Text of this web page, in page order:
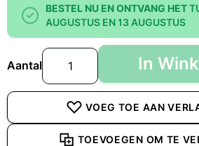
BESTEL NU EN ONTVANG HET
AUGUSTUS EN 13 AUGUSTUS
Aantal In
VOEG TOE AAN
TOEVOEGEN OM TE